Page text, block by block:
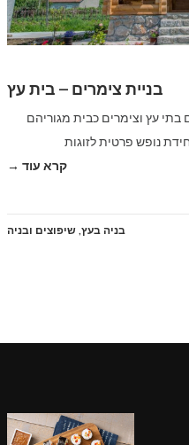
בניית צימרים – בית עץ
בתי עץ וצימרים כבית מגוריהם
נופש פרטית לזוגות
קרא עוד →
בניה בעץ שיפוצים ובניה